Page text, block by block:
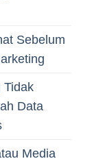
Sebelum
Tidak
Data
Media